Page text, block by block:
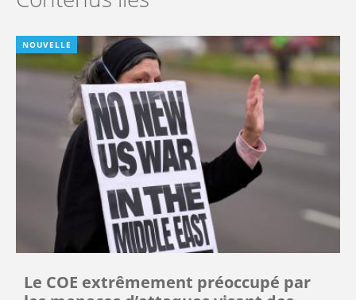
NOUVELLE
Le COE extrêmement préoccupé par